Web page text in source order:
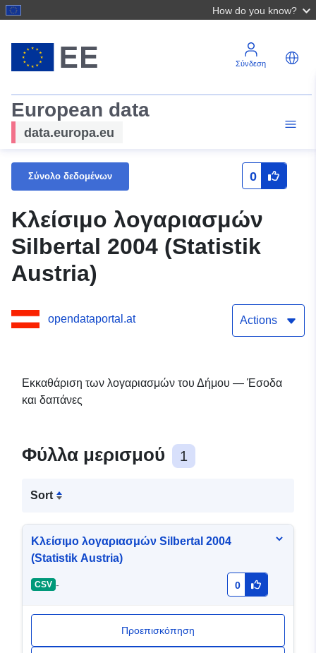
How do you know?
Σύνδεση
European data
data.europa.eu
Σύνολο δεδομένων 0
Κλείσιμο λογαριασμών
Silbertal 2004 (Statistik
Austria)
opendataportal.at Actions
Εκκαθάριση των λογαριασμών του Δήμου — Έσοδα
και δαπάνες
Φύλλα μερισμού 1
Sort
Κλείσιμο λογαριασμών Silbertal 2004
(Statistik Austria)
CSV - 0
Προεπισκόπηση